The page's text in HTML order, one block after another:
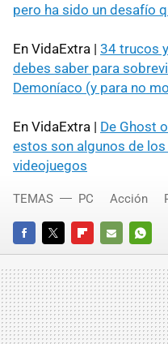
pero ha sido un desafío
En VidaExtra | 34 trucos
debes saber para
Demoníaco (y para no
En VidaExtra | De Ghost
estos son algunos de
videojuegos
FACEBOOKTWITTERFLIPBOARD
E-
MAIL
TEMAS PC Acción